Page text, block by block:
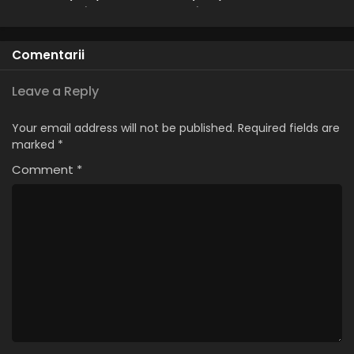
Subtitrat în
– Dublat în
Comentarii
Leave a Reply
Your email address will not be published. Required fields are
marked *
Comment *